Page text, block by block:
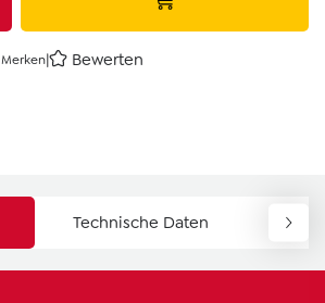
Merken| Bewerten
Technische Daten